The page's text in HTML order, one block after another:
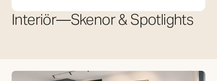
Interiör—Skenor & Spotlights